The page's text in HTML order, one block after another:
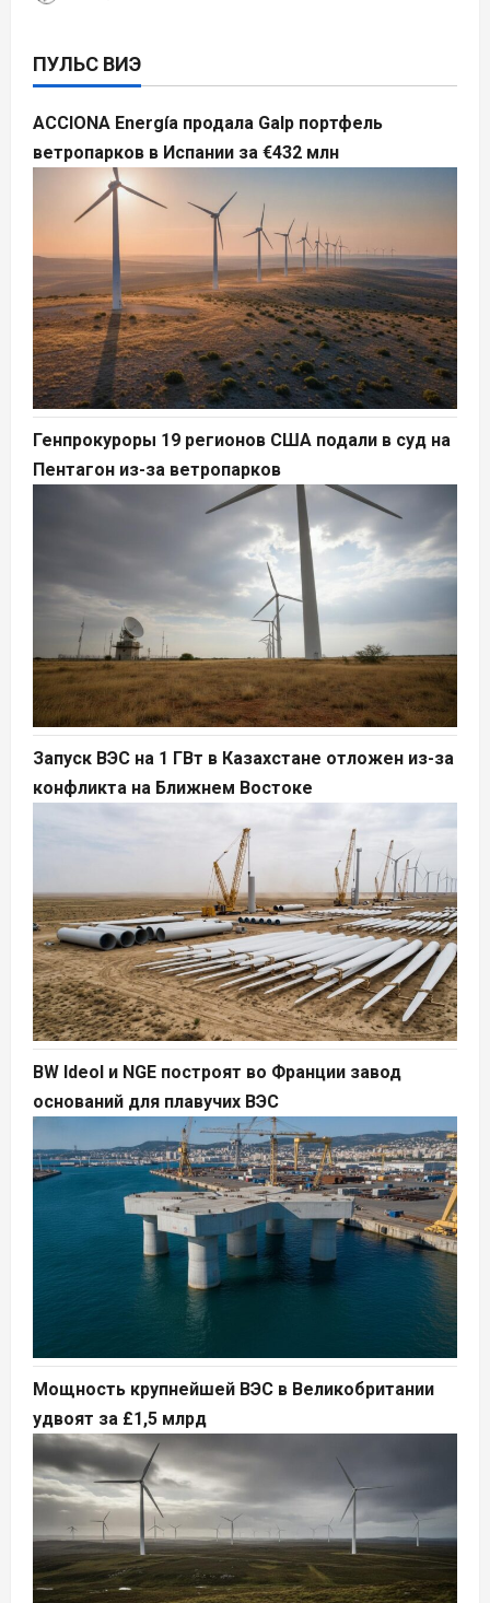
ПУЛЬС ВИЭ
ACCIONA Energía продала Galp портфель
ветропарков в Испании за €432 млн
Генпрокуроры 19 регионов США подали в суд на
Пентагон из-за ветропарков
Запуск ВЭС на 1 ГВт в Казахстане отложен из-за
конфликта на Ближнем Востоке
BW Ideol и NGE построят во Франции завод
оснований для плавучих ВЭС
Мощность крупнейшей ВЭС в Великобритании
удвоят за £1,5 млрд